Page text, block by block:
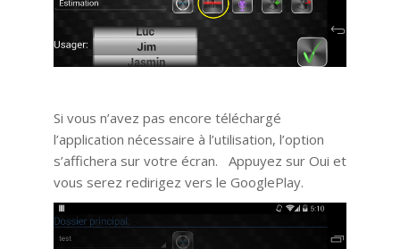
Si vous n’avez pas encore téléchargé
l’application nécessaire à l’utilisation, l’option
s’affichera sur votre écran. Appuyez sur Oui et
vous serez redirigez vers le GooglePlay.